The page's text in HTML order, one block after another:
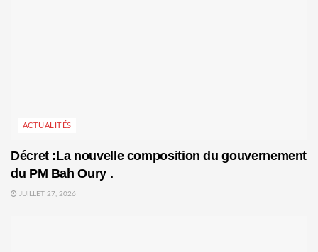
ACTUALITÉS
Décret :La nouvelle composition du gouvernement
du PM Bah Oury .
JUILLET 27, 2026